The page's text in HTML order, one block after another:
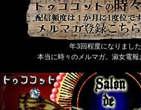
年3回程度になりました
本当に時々のメルマガ。淑女電報